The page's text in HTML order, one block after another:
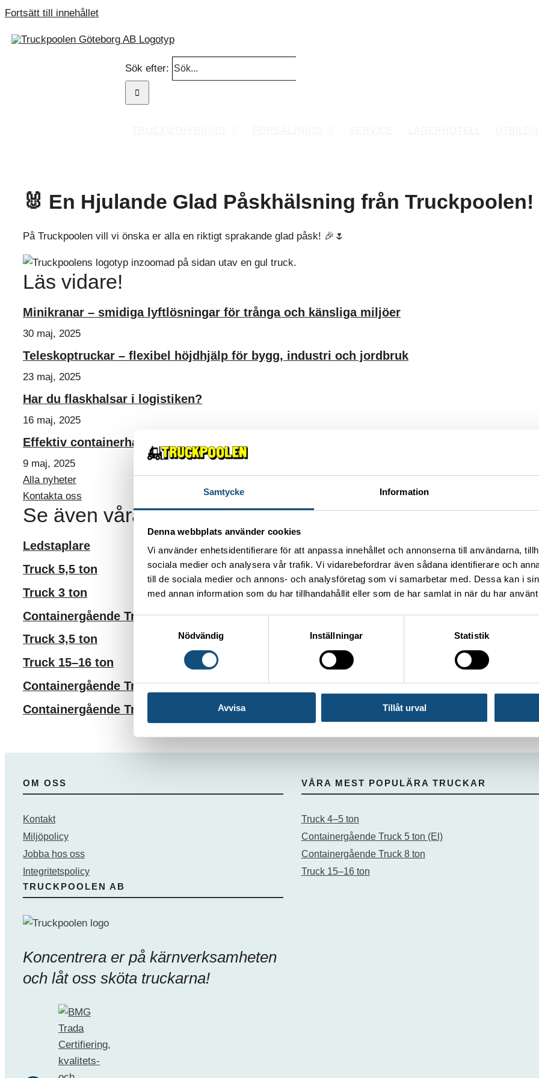
Samtycke Information
Denna webbplats använder cookies
Vi använder enhetsidentifierare för att anpassa innehållet och annonserna till användarna,
sociala medier och analysera vår trafik. Vi vidarebefordrar även sådana identifierare och
till de sociala medier och annons- och analysföretag som vi samarbetar med. Dessa kan i
med annan information som du har tillhandahållit eller som de har samlat in när du har
Samtyckesval
Nödvändig
Inställningar Statistik
Avvisa Tillåt urval
Fortsätt till innehållet
Sök efter:
🐰 En Hjulande Glad Påskhälsning från Truckpoolen!
På Truckpoolen vill vi önska er alla en riktigt sprakande glad påsk! 🎉🌷
Läs vidare!
Minikranar – smidiga lyftlösningar för trånga och känsliga miljöer
30 maj, 2025
Teleskoptruckar – flexibel höjdhjälp för bygg, industri och jordbruk
23 maj, 2025
Har du flaskhalsar i logistiken?
16 maj, 2025
Effektiv containerhantering – hyr Reach Stackers från Truckpoolen
9 maj, 2025
Alla nyheter
Kontakta oss
Se även våra truckar
Ledstaplare
Truck 5,5 ton
Truck 3 ton
Containergående Truck 8 ton
Truck 3,5 ton
Truck 15–16 ton
Containergående Truck 5 ton (El)
Containergående Truck 5 ton (Diesel)
OM OSS
Kontakt
Miljöpolicy
Jobba hos oss
Integritetspolicy
VÅRA MEST POPULÄRA TRUCKAR
Truck 4–5 ton
Containergående Truck 5 ton (El)
Containergående Truck 8 ton
Truck 15–16 ton
TRUCKPOOLEN AB
Koncentrera er på kärnverksamheten
och låt oss sköta truckarna!